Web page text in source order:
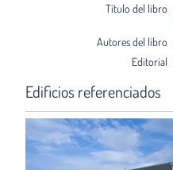
Título del libro
Autores del libro
Editorial
Edificios referenciados